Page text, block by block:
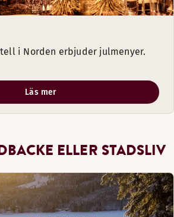
i Norden erbjuder julmenyer.
Läs mer
ELLER STADSLIV